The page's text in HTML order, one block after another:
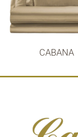
CABANA